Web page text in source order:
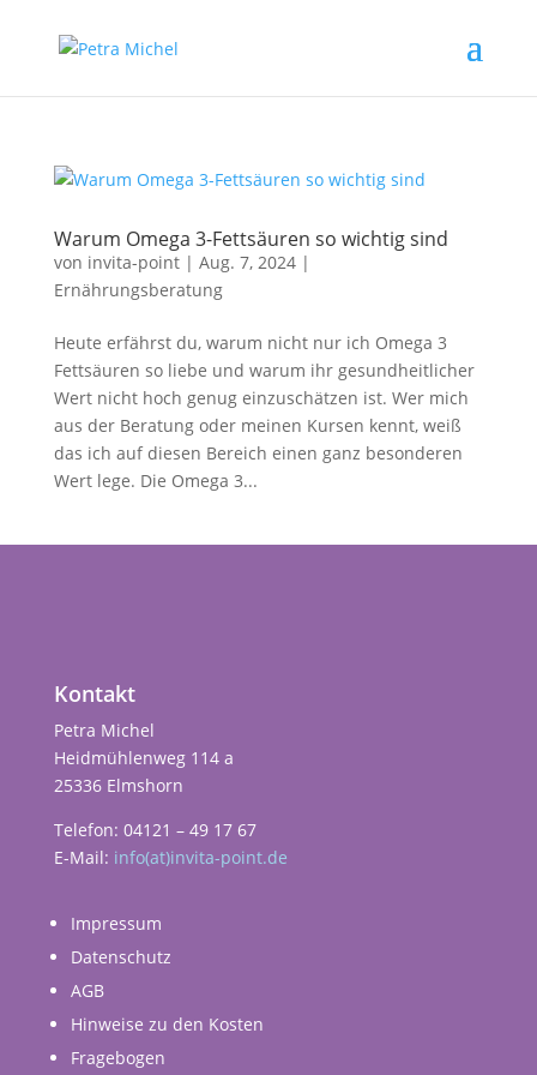
Warum Omega 3-Fettsäuren so wichtig sind
von invita-point| Aug. 7, 2024|
Ernährungsberatung
Heute erfährst du, warum nicht nur ich Omega 3
Fettsäuren so liebe und warum ihr gesundheitlicher
Wert nicht hoch genug einzuschätzen ist. Wer mich
aus der Beratung oder meinen Kursen kennt, weiß
das ich auf diesen Bereich einen ganz besonderen
Wert lege. Die Omega 3...
Kontakt
Petra Michel
Heidmühlenweg 114 a
25336 Elmshorn
Telefon: 04121 – 49 17 67
E-Mail: info(at)invita-point.de
Impressum
Datenschutz
AGB
Hinweise zu den Kosten
Fragebogen